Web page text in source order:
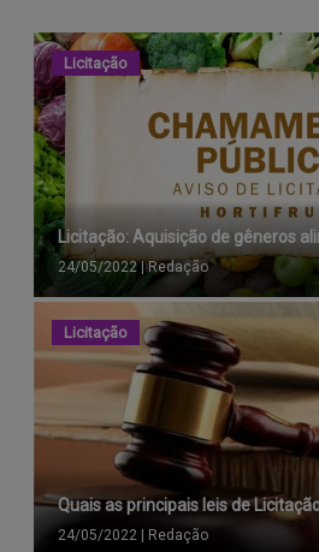
Licitação
Licitação: Aquisição de gêneros
24/05/2022 | Redação
Licitação
Quais as principais leis de
24/05/2022 Redação